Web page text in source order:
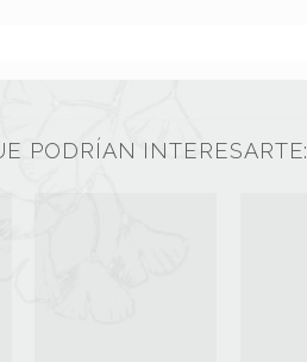
PODRÍAN INTERESARTE: